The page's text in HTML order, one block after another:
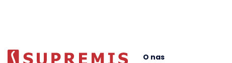
O nas